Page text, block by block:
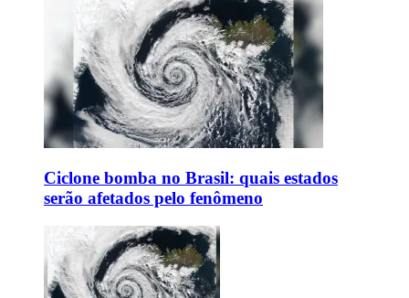
Ciclone bomba no Brasil: quais estados
serão afetados pelo fenômeno